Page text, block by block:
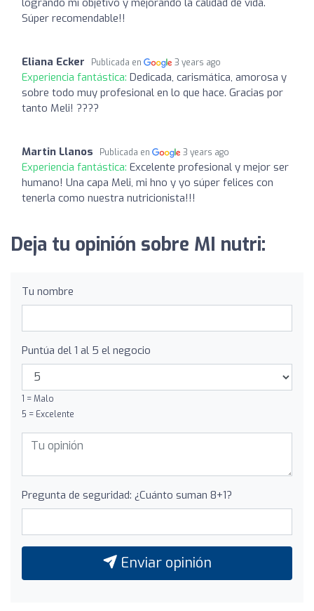
Súper recomendable!!
Eliana Ecker Publicada en 3 years ago
Experiencia fantástica: Dedicada, carismática, amorosa y
sobre todo muy profesional en lo que hace. Gracias por
tanto Meli! ????
Martin Llanos Publicada en 3 years ago
Experiencia fantástica: Excelente profesional y mejor ser
humano! Una capa Meli, mi hno y yo súper felices con
tenerla como nuestra nutricionista!!!
Deja tu opinión sobre MI nutri:
Tu nombre
Puntúa del 1 al 5 el negocio
1 = Malo
5 = Excelente
Pregunta de seguridad: ¿Cuánto suman 8+1?
Enviar opinión